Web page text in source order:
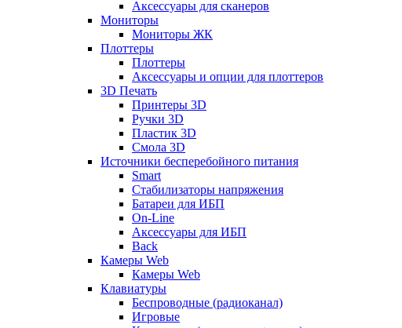
Аксессуары для сканеров
Мониторы
Мониторы ЖК
Плоттеры
Плоттеры
Аксессуары и опции для плоттеров
3D Печать
Принтеры 3D
Ручки 3D
Пластик 3D
Смола 3D
Источники бесперебойного питания
Smart
Стабилизаторы напряжения
Батареи для ИБП
On-Line
Аксессуары для ИБП
Back
Камеры Web
Камеры Web
Клавиатуры
Беспроводные (радиоканал)
Игровые